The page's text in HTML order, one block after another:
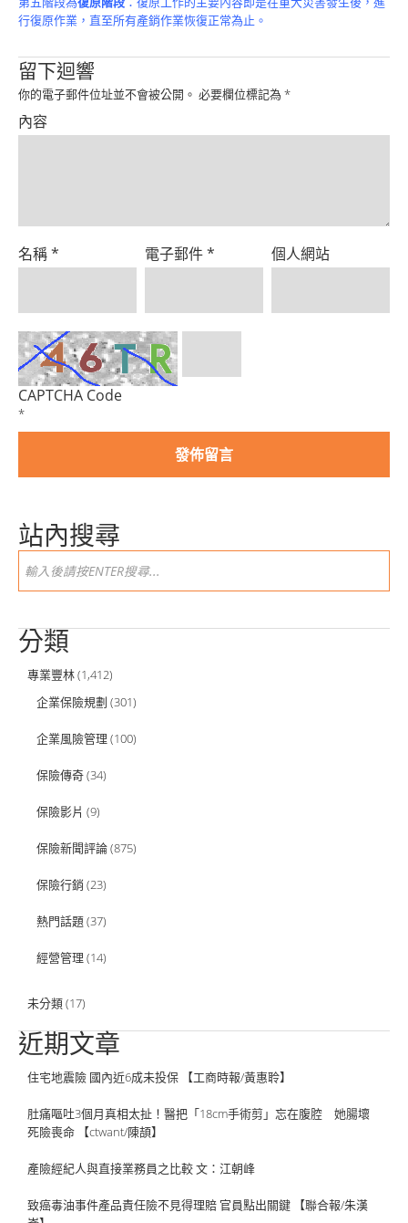
行復原作業，直至所有產銷作業恢復正常為止。
留下迴響
你的電子郵件位址並不會被公開。 必要欄位標記為 *
內容
名稱* 電子郵件* 個人網站
CAPTCHA Code
*
站內搜尋
分類
專業豐林(1,412)
企業保險規劃 (301)
企業風險管理 (100)
保險傳奇(34)
保險影片 (9)
保險新聞評論(875)
保險行銷 (23)
熱門話題(37)
經營管理 (14)
未分類(17)
近期文章
住宅地震險 國內近6成未投保 【工商時報/黃惠聆】
肚痛嘔吐3個月真相太扯！醫把「18cm手術剪」忘在腹腔 她腸壞
死險喪命 【ctwant/陳頡】
產險經紀人與直接業務員之比較 文：江朝峰
致癌毒油事件產品責任險不見得理賠 官員點出關鍵 【聯合報/朱漢